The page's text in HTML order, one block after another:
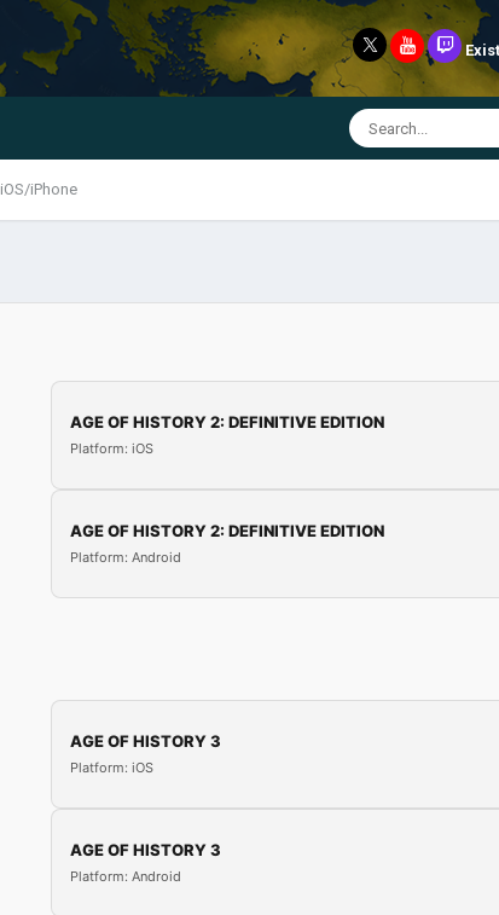
iOS/iPhone
AGE OF HISTORY 2: DEFINITIVE EDITION
Platform: iOS
AGE OF HISTORY 2: DEFINITIVE EDITION
Platform: Android
AGE OF HISTORY 3
Platform: iOS
AGE OF HISTORY 3
Platform: Android